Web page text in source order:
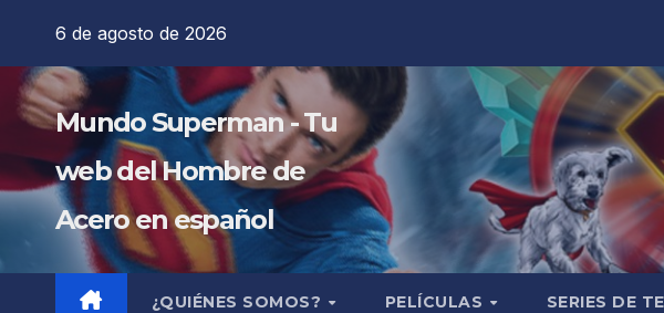
contenido
6 de agosto de 2026
Mundo Superman - Tu
web del Hombre de
Acero en español
¿QUIÉNES SOMOS? PELÍCULAS SERIES DE